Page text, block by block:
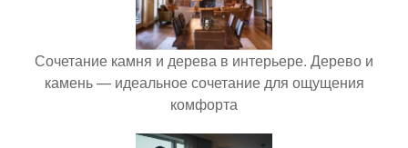
Сочетание камня и дерева в интерьере. Дерево и
камень — идеальное сочетание для ощущения
комфорта